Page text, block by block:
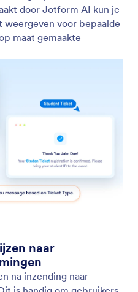
en
prompts. Jotform AI
velden kopiëren
basis van
uitschakelen
prompts.
logica toe.